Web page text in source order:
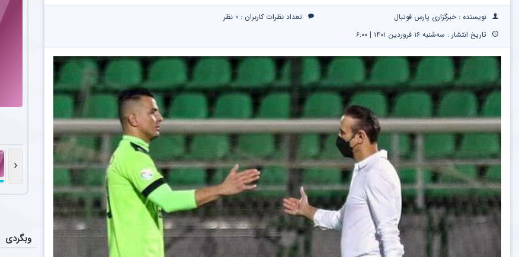
نویسنده : خبرگزاری پارس فوتبال تعداد نظرات کاربران : ۰ نظر
تاریخ انتشار : سه‌شنبه ۱۶ فروردین ۱۴۰۱ | ۶:۰۰
‹
وبگردی